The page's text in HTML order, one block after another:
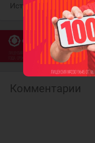
Источник:
Комментарии